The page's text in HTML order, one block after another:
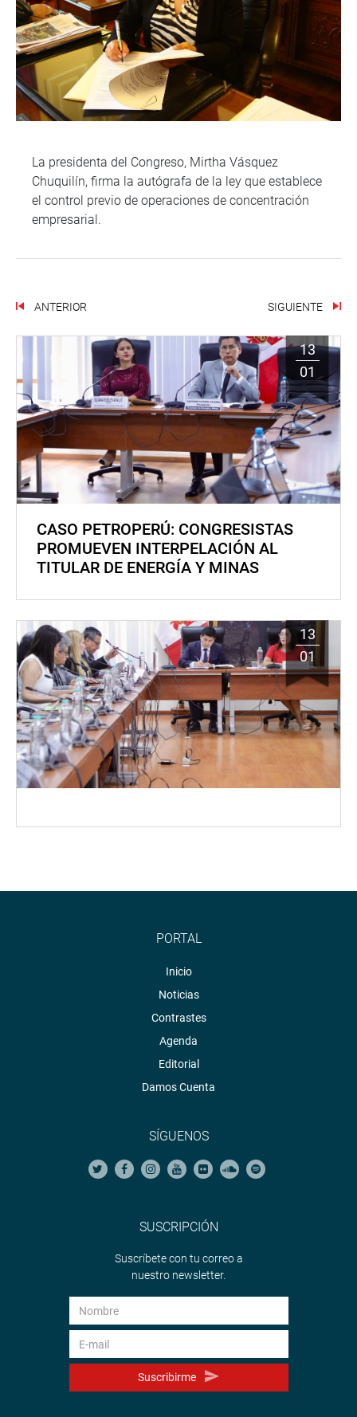
La presidenta del Congreso, Mirtha Vásquez
Chuquilín, firma la autógrafa de la ley que establece
el control previo de operaciones de concentración
empresarial.
ANTERIOR SIGUIENTE
13
01
CASO PETROPERÚ: CONGRESISTAS
PROMUEVEN INTERPELACIÓN AL
TITULAR DE ENERGÍA Y MINAS
13
01
PORTAL
Inicio
Noticias
Contrastes
Agenda
Editorial
Damos Cuenta
SÍGUENOS
SUSCRIPCIÓN
Suscríbete con tu correo a
nuestro newsletter.
Suscribirme